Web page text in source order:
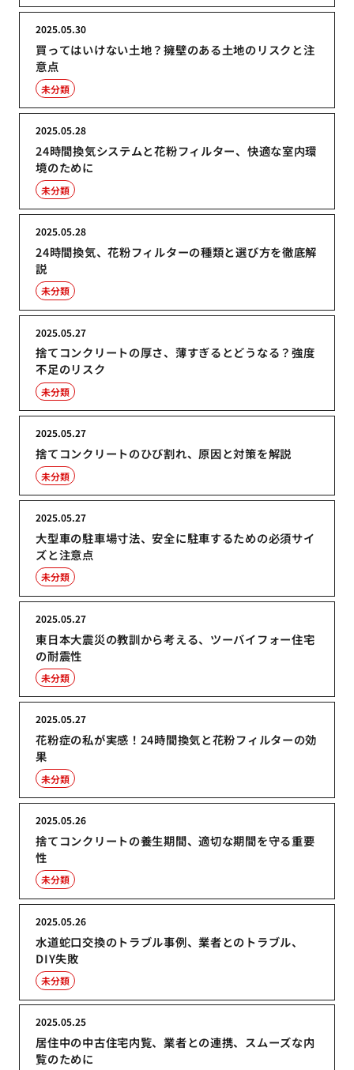
買ってはいけない土地？擁壁のある土地のリスクと注
意点
2025.05.30
未分類
24時間換気システムと花粉フィルター、快適な室内環
境のために
2025.05.28
未分類
24時間換気、花粉フィルターの種類と選び方を徹底解
説
2025.05.28
未分類
捨てコンクリートの厚さ、薄すぎるとどうなる？強度
不足のリスク
2025.05.27
未分類
捨てコンクリートのひび割れ、原因と対策を解説
2025.05.27
未分類
大型車の駐車場寸法、安全に駐車するための必須サイ
ズと注意点
2025.05.27
未分類
東日本大震災の教訓から考える、ツーバイフォー住宅
の耐震性
2025.05.27
未分類
花粉症の私が実感！24時間換気と花粉フィルターの効
果
2025.05.27
未分類
捨てコンクリートの養生期間、適切な期間を守る重要
性
2025.05.26
未分類
水道蛇口交換のトラブル事例、業者とのトラブル、
DIY失敗
2025.05.26
未分類
居住中の中古住宅内覧、業者との連携、スムーズな内
覧のために
2025.05.25